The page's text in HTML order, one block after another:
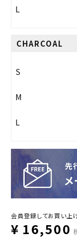
L
CHARCOAL
S
M
L
会員登録してお買い上
¥ 16,500